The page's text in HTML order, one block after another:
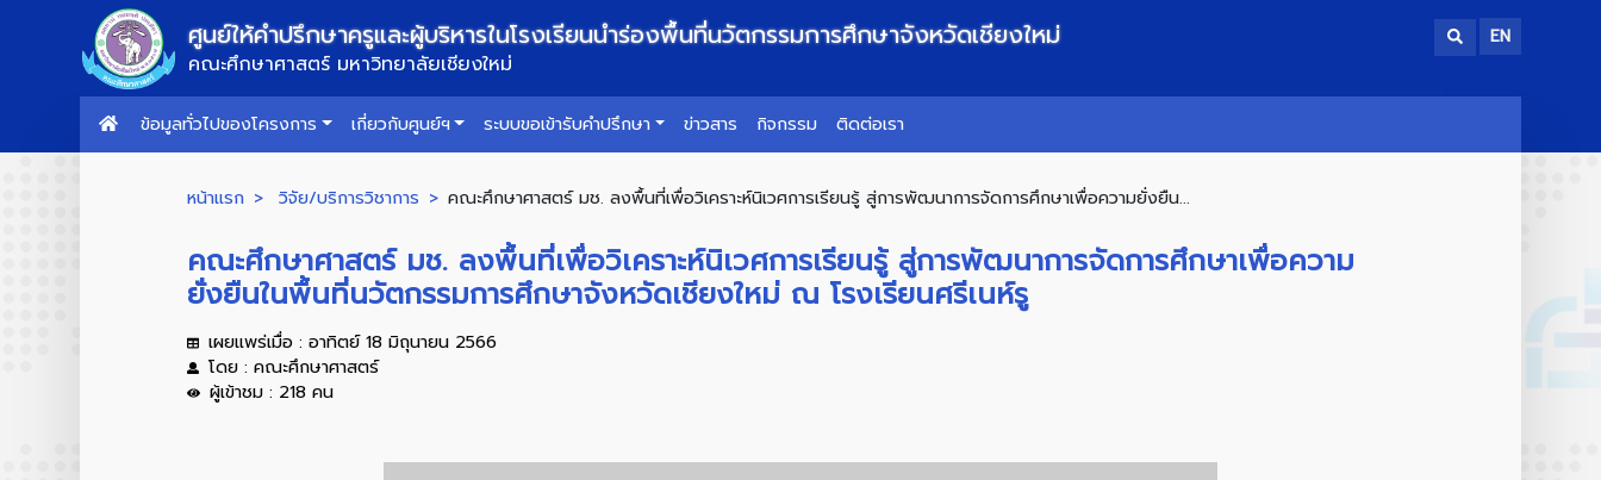
ศูนย์ให้คำปรึกษาครูและผู้บริหารในโรงเรียนนำร่องพื้นที่นวัตกรรมการศึกษาจังหวัดเชียงใหม่
คณะศึกษาศาสตร์ มหาวิทยาลัยเชียงใหม่
EN
ข้อมูลทั่วไปของโครงการ เกี่ยวกับศูนย์ฯ ระบบขอเข้ารับคำปรึกษา ข่าวสาร กิจกรรม ติดต่อเรา
หน้าแรก วิจัย/บริการวิชาการ คณะศึกษาศาสตร์ มช. ลงพื้นที่เพื่อวิเคราะห์นิเวศการเรียนรู้ สู่การพัฒนาการจัดการศึกษาเพื่อความยั่งยืน...
คณะศึกษาศาสตร์ มช. ลงพื้นที่เพื่อวิเคราะห์นิเวศการเรียนรู้ สู่การพัฒนาการจัดการศึกษาเพื่อความ
ยั่งยืนในพื้นที่นวัตกรรมการศึกษาจังหวัดเชียงใหม่ ณ โรงเรียนศรีเนห์รู
เผยแพร่เมื่อ : อาทิตย์ 18 มิถุนายน 2566
โดย : คณะศึกษาศาสตร์
ผู้เข้าชม : 218 คน